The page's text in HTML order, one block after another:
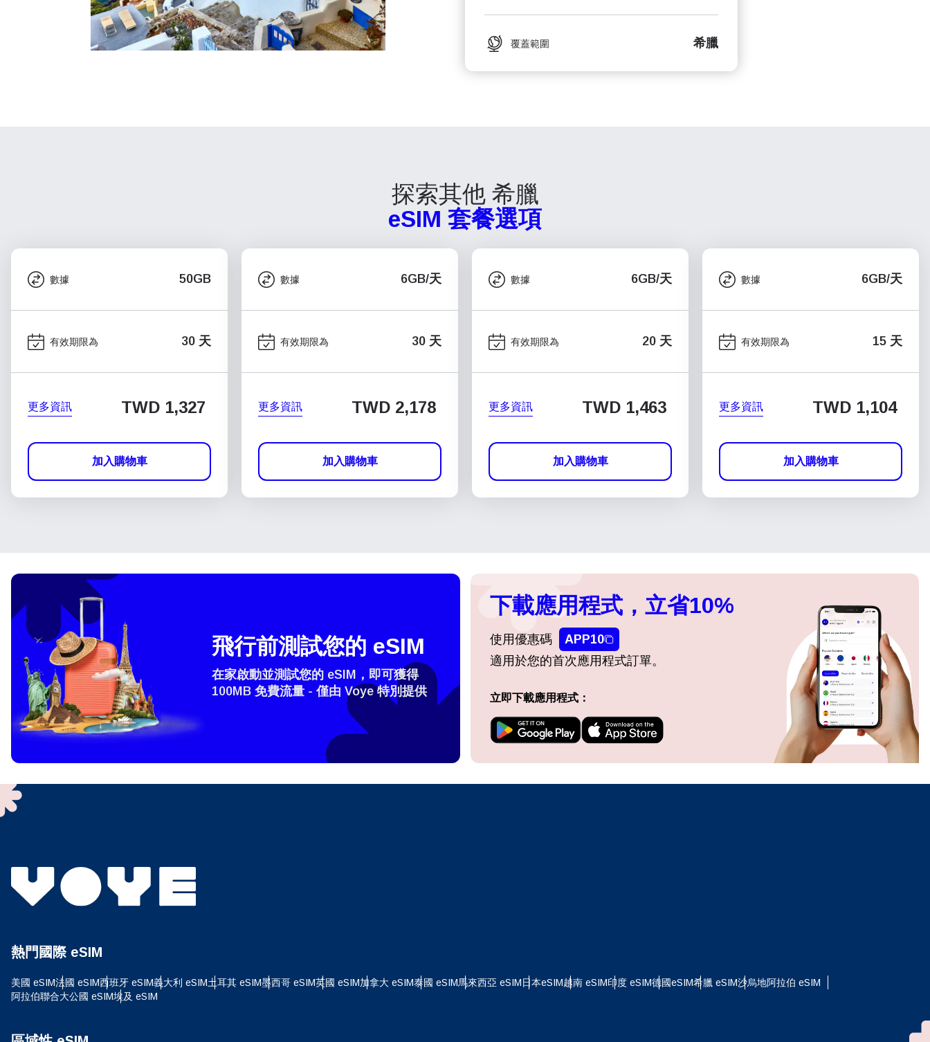
覆蓋範圍 希臘
探索其他 希臘
eSIM 套餐選項
數據 50GB
有效期限為 30 天
更多資訊 TWD 1,327
加入購物車
數據 6GB/天
有效期限為 30 天
更多資訊 TWD 2,178
加入購物車
數據 6GB/天
有效期限為 20 天
更多資訊 TWD 1,463
加入購物車
數據 6GB/天
有效期限為 15 天
更多資訊 TWD 1,104
加入購物車
How do I get my eSim?
To get your eSIM, start by checking if your device supports eSIM
They will provide you with a QR code or activation details that you can scan
飛行前測試您的 eSIM
在家啟動並測試您的 eSIM，即可獲得
100MB 免費流量 - 僅由 Voye 特別提供
下載應用程式，立省10%
使用優惠碼
APP10
適用於您的首次應用程式訂單。
立即下載應用程式：
熱門國際 eSIM
美國 eSIM法國 eSIM西班牙 eSIM義大利 eSIM土耳其 eSIM墨西哥 eSIM英國 eSIM加拿大 eSIM泰國 eSIM馬來西亞 eSIM日本eSIM越南 eSIM印度 eSIM德國eSIM希臘 eSIM沙烏地阿拉伯 eSIM
阿拉伯聯合大公國 eSIM埃及 eSIM
選擇語言： 登入或註冊